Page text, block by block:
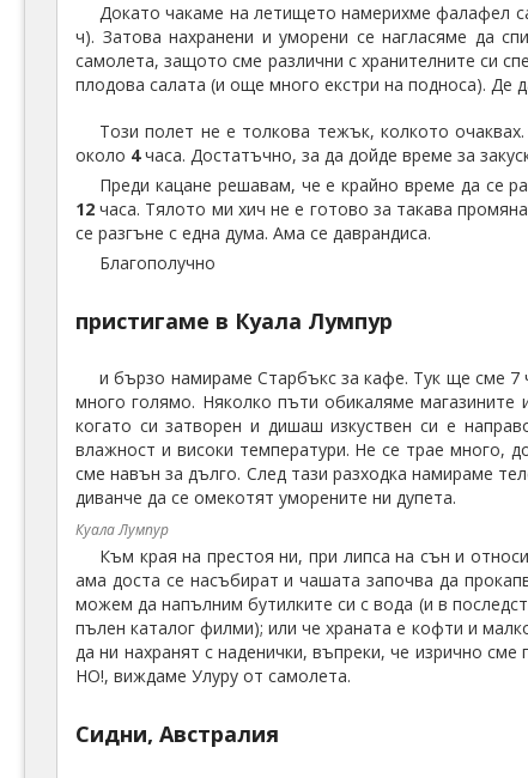
Докато чакаме на летището намерихме фалафел
ч). Затова нахранени и уморени се нагласяме да
самолета, защото сме различни с хранителните си
плодова салата (и още много екстри на подноса).
Този полет не е толкова тежък, колкото
около 4часа. Достатъчно, за да дойде време за
Преди кацане решавам, че е крайно време да се
12 часа. Тялото ми хич не е готово за такава
се разгъне с една дума. Ама се даврандиса.
Благополучно
пристигаме в Куала Лумпур
и бързо намираме Старбъкс за кафе. Тук ще сме
много голямо. Няколко пъти обикаляме
когато си затворен и дишаш изкуствен си е
влажност и високи температури. Не се трае много,
сме навън за дълго. След тази разходка намираме
диванче да се омекотят уморените ни дупета.
Куала Лумпур
Към края на престоя ни, при липса на сън и
ама доста се насъбират и чашата започва да
можем да напълним бутилките си с вода (и в
пълен каталог филми); или че храната е кофти и
да ни нахранят с наденички, въпреки, че изрично
НО!, виждаме Улуру от самолета.
Сидни, Австралия